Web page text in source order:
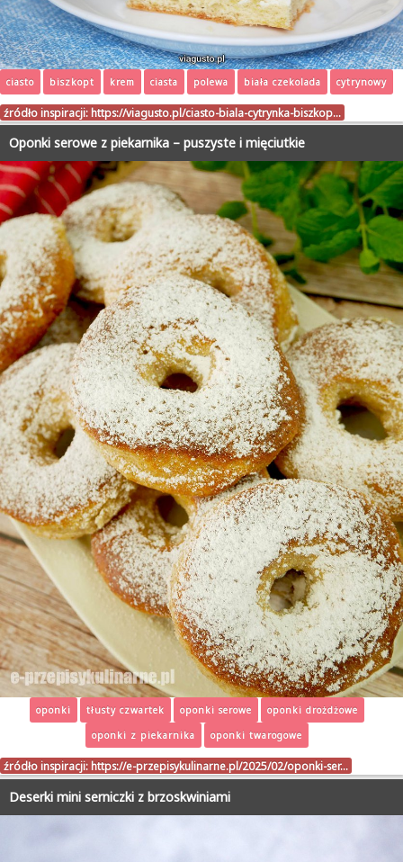
ciasto biszkopt krem ciasta polewa biała czekolada cytrynowy
źródło inspiracji: https://viagusto.pl/ciasto-biala-cytrynka-biszkop…
Oponki serowe z piekarnika – puszyste i mięciutkie
oponki tłusty czwartek oponki serowe
oponki drożdżowe
oponki z piekarnika
oponki twarogowe
źródło inspiracji: https://e-przepisykulinarne.pl/2025/02/oponki-ser…
Deserki mini serniczki z brzoskwiniami